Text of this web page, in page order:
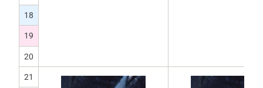
18
19
20
21